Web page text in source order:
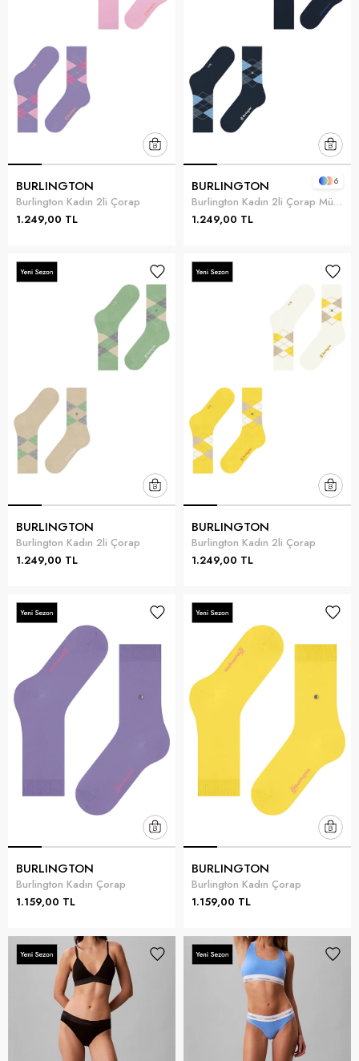
BURLINGTON
Burlington Kadın 2li Çorap
1.249,00 TL
BURLINGTON
Burlington Kadın 2li Çorap Mürdüm
1.249,00 TL
6
BURLINGTON
Burlington Kadın 2li Çorap
1.249,00 TL
BURLINGTON
Burlington Kadın 2li Çorap
1.249,00 TL
BURLINGTON
Burlington Kadın Çorap
1.159,00 TL
BURLINGTON
Burlington Kadın Çorap
1.159,00 TL